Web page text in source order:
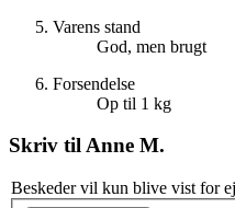
Varens stand
God, men brugt
Forsendelse
Op til 1 kg
Skriv tilAnne M.
Beskeder vil kun blive vist for